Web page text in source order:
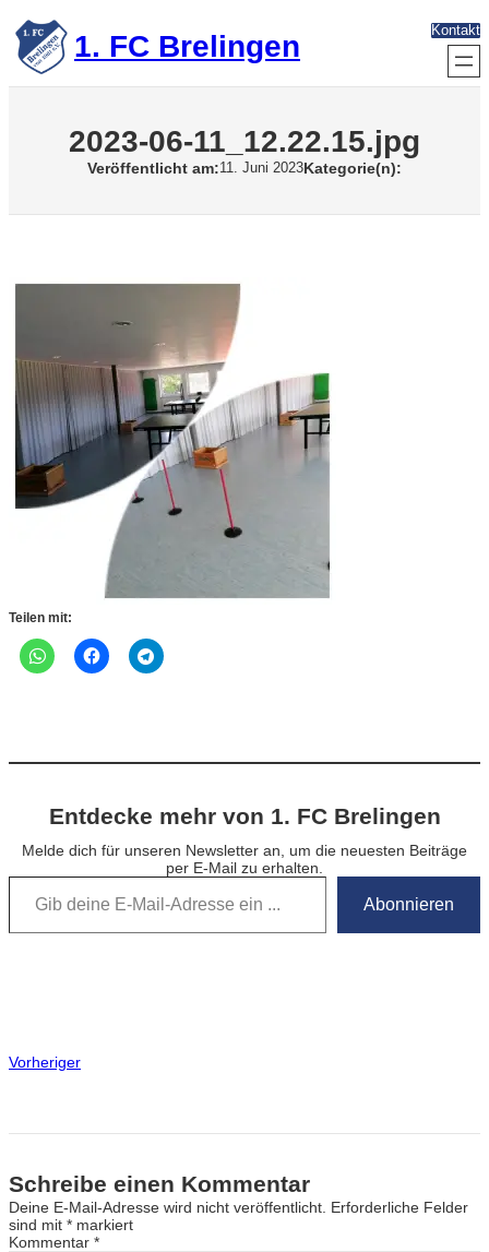
Zum
Inhalt
springen 1. FC Brelingen Kontakt
2023-06-11_12.22.15.jpg
Veröffentlicht am:11. Juni 2023Kategorie(n):
Teilen mit:
Entdecke mehr von 1. FC Brelingen
Melde dich für unseren Newsletter an, um die neuesten Beiträge
per E-Mail zu erhalten.
Gib deine E-Mail-Adresse ein …
Abonnieren
Vorheriger
Schreibe einen Kommentar
Deine E-Mail-Adresse wird nicht veröffentlicht. Erforderliche Felder
sind mit * markiert
Kommentar *